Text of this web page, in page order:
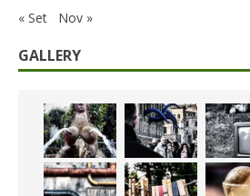
« Set Nov »
GALLERY